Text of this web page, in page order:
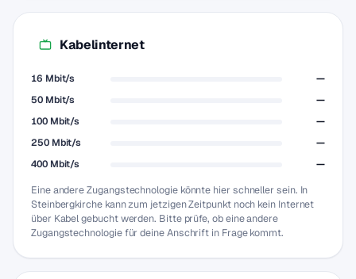
Kabelinternet
16 Mbit/s
—
50 Mbit/s
—
100 Mbit/s
—
250 Mbit/s
—
400 Mbit/s
—
Eine andere Zugangstechnologie könnte hier schneller sein. In
Steinbergkirche kann zum jetzigen Zeitpunkt noch kein Internet
über Kabel gebucht werden. Bitte prüfe, ob eine andere
Zugangstechnologie für deine Anschrift in Frage kommt.